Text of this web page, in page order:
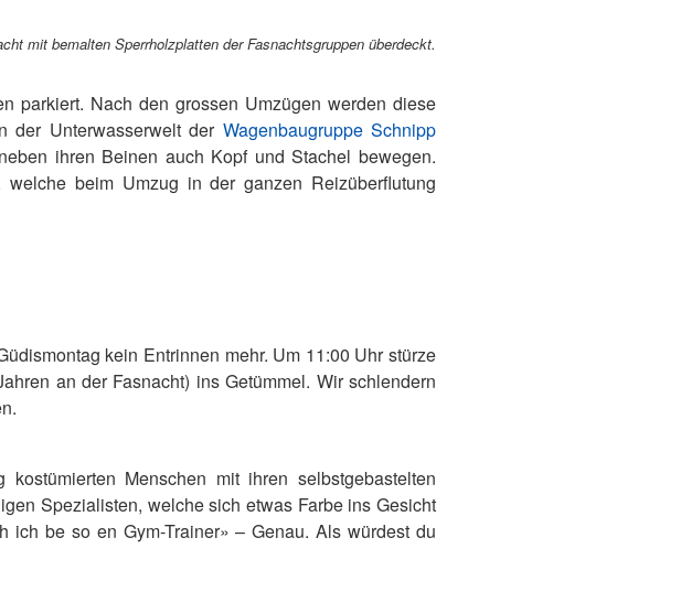
mit bemalten Sperrholzplatten der Fasnachtsgruppen überdeckt.
parkiert. Nach den grossen Umzügen werden diese
der Unterwasserwelt der Wagenbaugruppe Schnipp
ihren Beinen auch Kopf und Stachel bewegen.
beim Umzug in der ganzen Reizüberflutung
kein Entrinnen mehr. Um 11:00 Uhr stürze
an der Fasnacht) ins Getümmel. Wir schlendern
Menschen mit ihren selbstgebastelten
Spezialisten, welche sich etwas Farbe ins Gesicht
ich be so en Gym-Trainer» – Genau. Als würdest du